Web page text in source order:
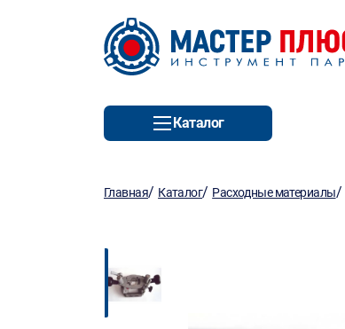
Каталог
Главная/ Каталог/ Расходные материалы/